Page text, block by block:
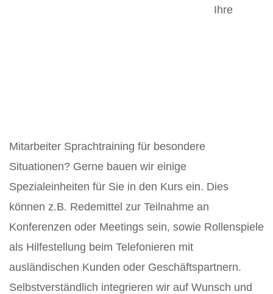
Ihre
Mitarbeiter Sprachtraining für besondere
Situationen? Gerne bauen wir einige
Spezialeinheiten für Sie in den Kurs ein. Dies
können z.B. Redemittel zur Teilnahme an
Konferenzen oder Meetings sein, sowie Rollenspiele
als Hilfestellung beim Telefonieren mit
ausländischen Kunden oder Geschäftspartnern.
Selbstverständlich integrieren wir auf Wunsch und